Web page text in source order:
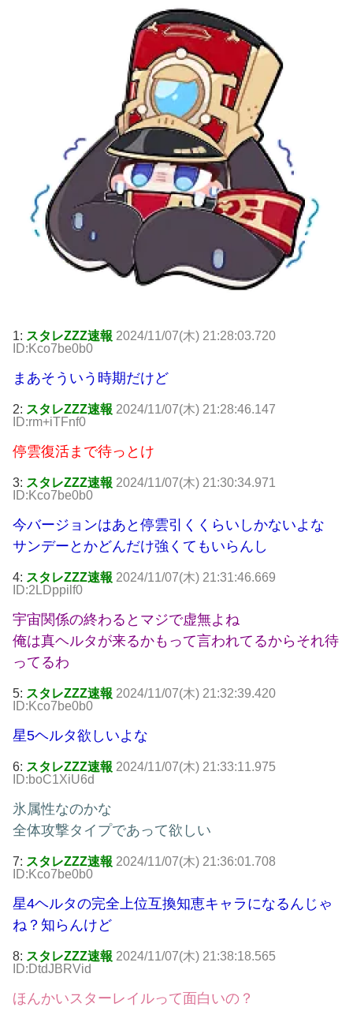
1: スタレZZZ速報 2024/11/07(木) 21:28:03.720
ID:Kco7be0b0
まあそういう時期だけど
2: スタレZZZ速報 2024/11/07(木) 21:28:46.147
ID:rm+iTFnf0
停雲復活まで待っとけ
3: スタレZZZ速報 2024/11/07(木) 21:30:34.971
ID:Kco7be0b0
今バージョンはあと停雲引くくらいしかないよな
サンデーとかどんだけ強くてもいらんし
4: スタレZZZ速報 2024/11/07(木) 21:31:46.669
ID:2LDppilf0
宇宙関係の終わるとマジで虚無よね
俺は真ヘルタが来るかもって言われてるからそれ待
ってるわ
5: スタレZZZ速報 2024/11/07(木) 21:32:39.420
ID:Kco7be0b0
星5ヘルタ欲しいよな
6: スタレZZZ速報 2024/11/07(木) 21:33:11.975
ID:boC1XiU6d
氷属性なのかな
全体攻撃タイプであって欲しい
7: スタレZZZ速報 2024/11/07(木) 21:36:01.708
ID:Kco7be0b0
星4ヘルタの完全上位互換知恵キャラになるんじゃ
ね？知らんけど
8: スタレZZZ速報 2024/11/07(木) 21:38:18.565
ID:DtdJBRVid
ほんかいスターレイルって面白いの？